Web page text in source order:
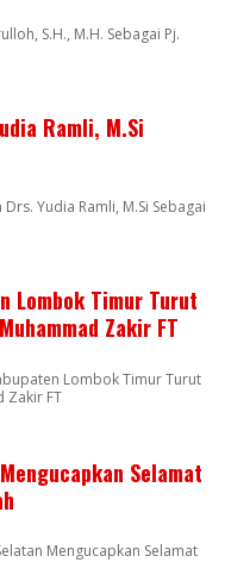
S.H., M.H. Sebagai Pj.
Ramli, M.Si
Yudia Ramli, M.Si Sebagai
Lombok Timur Turut
Zakir FT
Lombok Timur Turut
Zakir FT
Selamat
Mengucapkan Selamat